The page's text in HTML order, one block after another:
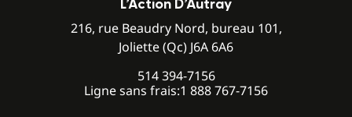
L’Action D’Autray
216, rue Beaudry Nord, bureau 101,
Joliette (Qc) J6A 6A6
514 394-7156
Ligne sans frais:1 888 767-7156